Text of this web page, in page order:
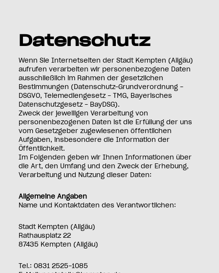
Datenschutz
Wenn Sie Internetseiten der Stadt Kempten (Allgäu)
aufrufen verarbeiten wir personenbezogene Daten
ausschließlich im Rahmen der gesetzlichen
Bestimmungen (Datenschutz-Grundverordnung -
DSGVO, Telemediengesetz - TMG, Bayerisches
Datenschutzgesetz - BayDSG).
Zweck der jeweiligen Verarbeitung von
personenbezogenen Daten ist die Erfüllung der uns
vom Gesetzgeber zugewiesenen öffentlichen
Aufgaben, insbesondere die Information der
Öffentlichkeit.
Im Folgenden geben wir Ihnen Informationen über
die Art, den Umfang und den Zweck der Erhebung,
Verarbeitung und Nutzung dieser Daten:
Allgemeine Angaben
Name und Kontaktdaten des Verantwortlichen:
Stadt Kempten (Allgäu)
Rathausplatz 22
87435 Kempten (Allgäu)
Tel.: 0831 2525-1085